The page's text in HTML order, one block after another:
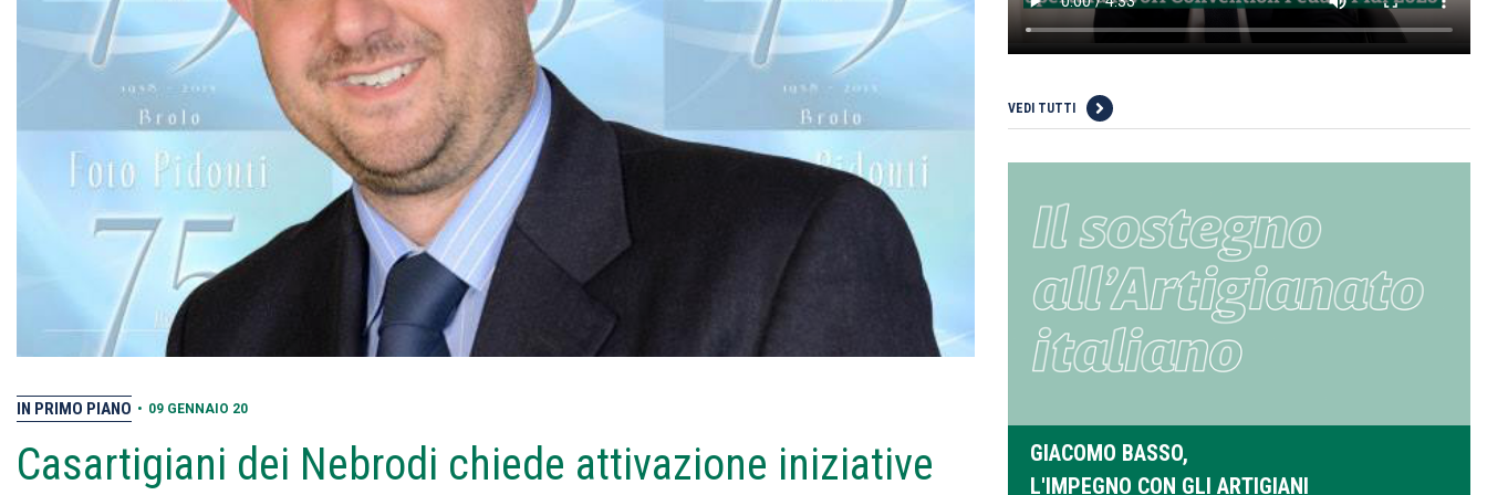
IN PRIMO PIANO • 09 GENNAIO 20
Casartigiani dei Nebrodi chiede attivazione iniziative
VEDI TUTTI
GIACOMO BASSO,
L'IMPEGNO CON GLI ARTIGIANI